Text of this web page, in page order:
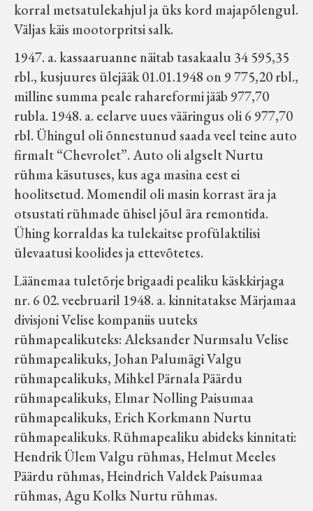
korral metsatulekahjul ja üks kord majapõlengul.
Väljas käis mootorpritsi salk.
1947. a. kassaaruanne näitab tasakaalu 34 595,35
rbl., kusjuures ülejääk 01.01.1948 on 9 775,20 rbl.,
milline summa peale rahareformi jääb 977,70
rubla. 1948. a. eelarve uues vääringus oli 6 977,70
rbl. Ühingul oli õnnestunud saada veel teine auto
firmalt “Chevrolet”. Auto oli algselt Nurtu
rühma käsutuses, kus aga masina eest ei
hoolitsetud. Momendil oli masin korrast ära ja
otsustati rühmade ühisel jõul ära remontida.
Ühing korraldas ka tulekaitse profülaktilisi
ülevaatusi koolides ja ettevõtetes.
Läänemaa tuletõrje brigaadi pealiku käskkirjaga
nr. 6 02. veebruaril 1948. a. kinnitatakse Märjamaa
divisjoni Velise kompaniis uuteks
rühmapealikuteks: Aleksander Nurmsalu Velise
rühmapealikuks, Johan Palumägi Valgu
rühmapealikuks, Mihkel Pärnala Päärdu
rühmapealikuks, Elmar Nolling Paisumaa
rühmapealikuks, Erich Korkmann Nurtu
rühmapealikuks. Rühmapealiku abideks kinnitati:
Hendrik Ülem Valgu rühmas, Helmut Meeles
Päärdu rühmas, Heindrich Valdek Paisumaa
rühmas, Agu Kolks Nurtu rühmas.